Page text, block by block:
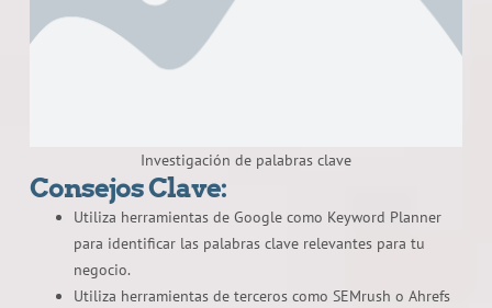
Investigación de palabras clave
Consejos Clave:
Utiliza herramientas de Google como Keyword Planner
para identificar las palabras clave relevantes para tu
negocio.
Utiliza herramientas de terceros como SEMrush o Ahrefs